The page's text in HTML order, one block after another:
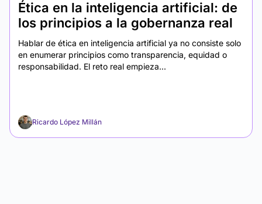
Ética en la inteligencia artificial: de
los principios a la gobernanza real
Hablar de ética en inteligencia artificial ya no consiste solo
en enumerar principios como transparencia, equidad o
responsabilidad. El reto real empieza...
Ricardo López Millán